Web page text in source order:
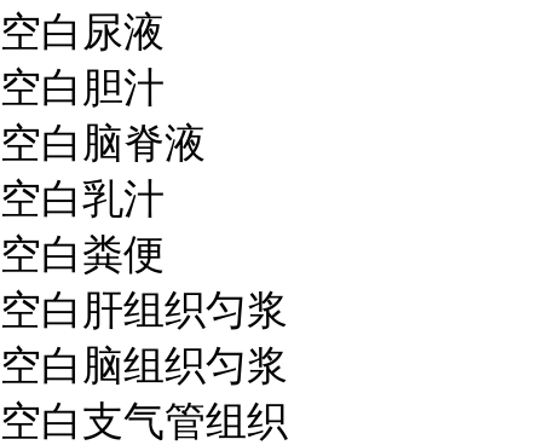
空白尿液
空白胆汁
空白脑脊液
空白乳汁
空白粪便
空白肝组织匀浆
空白脑组织匀浆
空白支气管组织